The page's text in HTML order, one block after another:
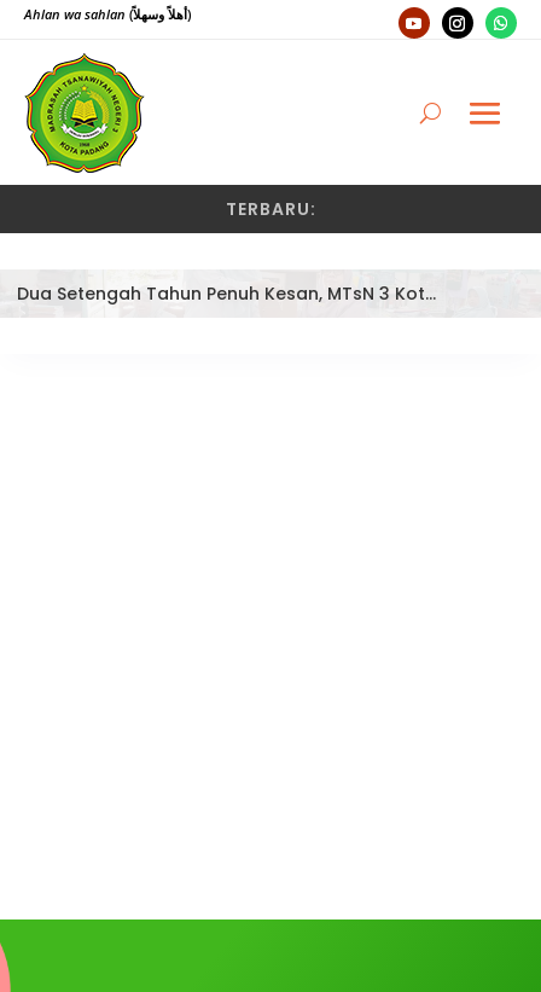
Ahlan wa sahlan (أهلاً وسهلاً)
TERBARU:
Dua Setengah Tahun Penuh Kesan, MTsN 3 Kota Padang Lepas Pengawas Pembina Dra. Nayusminar Nasrun